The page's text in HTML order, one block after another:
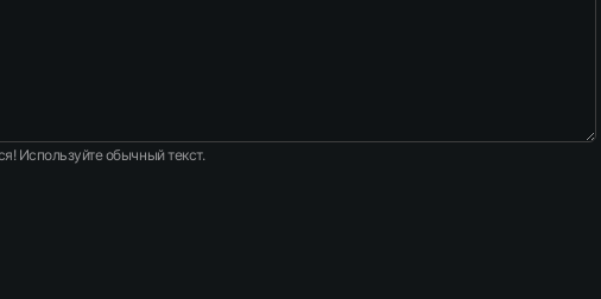
Используйте обычный текст.